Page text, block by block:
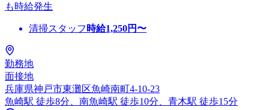
も時給発生
清掃スタッフ 時給1,250円〜
勤務地
面接地
兵庫県神戸市東灘区魚崎南町4-10-23
魚崎駅 徒歩8分、南魚崎駅 徒歩10分、青木駅 徒歩15分